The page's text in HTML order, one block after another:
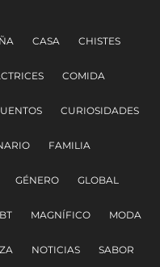
CASA CHISTES
COMIDA
CURIOSIDADES
FAMILIA
GÉNERO GLOBAL
MAGNÍFICO MODA
NOTICIAS SABOR